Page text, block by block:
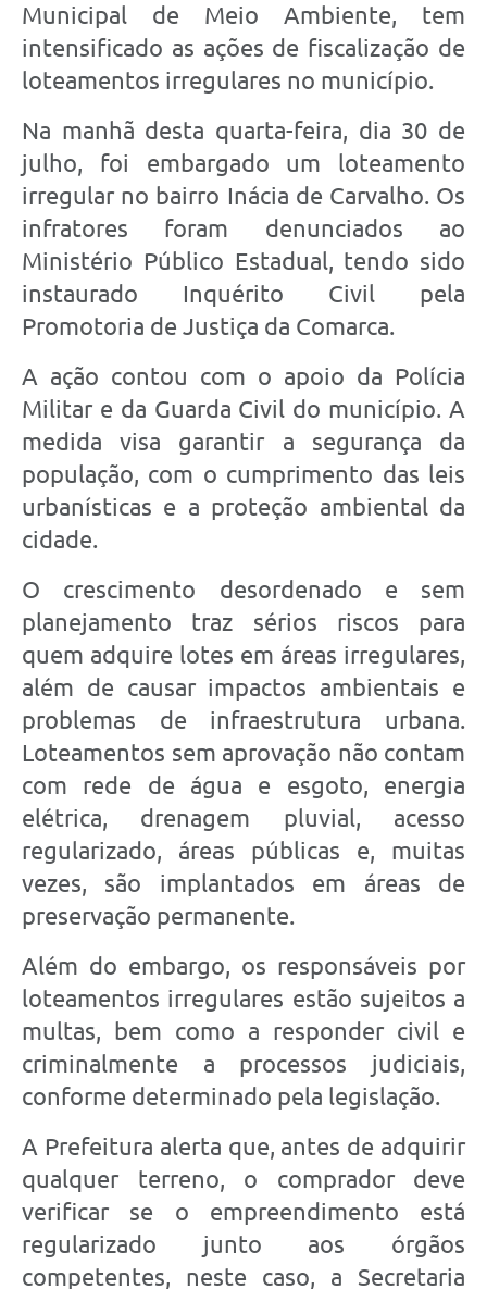
Municipal de Meio Ambiente, tem
intensificado as ações de fiscalização de
loteamentos irregulares no município.
Na manhã desta quarta-feira, dia 30 de
julho, foi embargado um loteamento
irregular no bairro Inácia de Carvalho. Os
infratores foram denunciados ao
Ministério Público Estadual, tendo sido
instaurado Inquérito Civil pela
Promotoria de Justiça da Comarca.
A ação contou com o apoio da Polícia
Militar e da Guarda Civil do município. A
medida visa garantir a segurança da
população, com o cumprimento das leis
urbanísticas e a proteção ambiental da
cidade.
O crescimento desordenado e sem
planejamento traz sérios riscos para
quem adquire lotes em áreas irregulares,
além de causar impactos ambientais e
problemas de infraestrutura urbana.
Loteamentos sem aprovação não contam
com rede de água e esgoto, energia
elétrica, drenagem pluvial, acesso
regularizado, áreas públicas e, muitas
vezes, são implantados em áreas de
preservação permanente.
Além do embargo, os responsáveis por
loteamentos irregulares estão sujeitos a
multas, bem como a responder civil e
criminalmente a processos judiciais,
conforme determinado pela legislação.
A Prefeitura alerta que, antes de adquirir
qualquer terreno, o comprador deve
verificar se o empreendimento está
regularizado junto aos órgãos
competentes, neste caso, a Secretaria